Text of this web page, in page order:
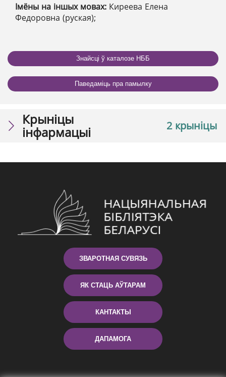
Імёны на іншых мовах: Киреева Елена
Федоровна (руская);
Знайсці ў каталозе НББ
Паведаміць пра памылку
2 крыніцы
Крыніцы
інфармацыі
ЗВАРОТНАЯ СУВЯЗЬ
ЯК СТАЦЬ АЎТАРАМ
КАНТАКТЫ
ДАПАМОГА